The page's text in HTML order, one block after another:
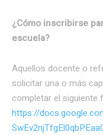
¿Cómo inscribirse
escuela?
Aquellos docente o
solicitar una o más
completar el siguiente
https://